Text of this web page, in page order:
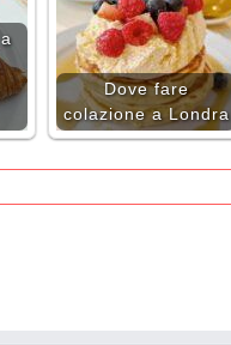
Dove fare
colazione a Londra